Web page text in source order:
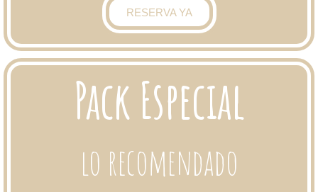
RESERVA YA
Pack Especial
lo recomendado